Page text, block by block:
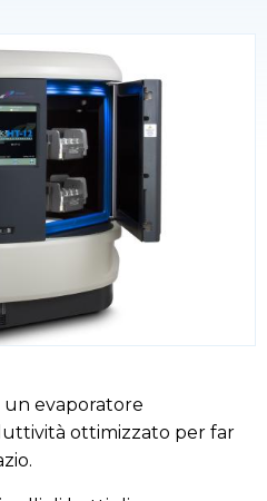
un evaporatore
ottimizzato per far